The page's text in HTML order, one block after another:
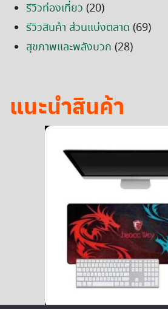
รีวิวท่องเที่ยว (20)
รีวิวสินค้า ส่วนแบ่งตลาด (69)
สุขภาพและพลังบวก (28)
แนะนำสินค้า